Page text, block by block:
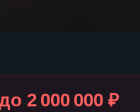
2 000 000 ₽